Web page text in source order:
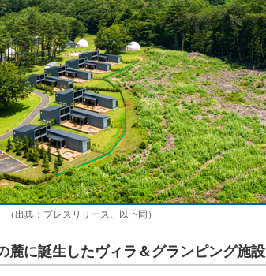
出典：プレスリリース、以下同）
麓に誕生したヴィラ＆グランピング施設